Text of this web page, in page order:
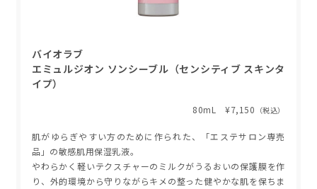
バイオラブ
エミュルジオン ソンシーブル（センシティブ スキンタ
イプ）
80mL ¥7,150 （税込）
肌がゆらぎやすい方のために作られた、「エステサロン専売
品」の敏感肌用保湿乳液。
やわらかく軽いテクスチャーのミルクがうるおいの保護膜を作
り、外的環境から守りながらキメの整った健やかな肌を保ちま